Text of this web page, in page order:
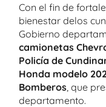
Con el fin de
bienestar delos
Gobierno
camionetas
Policía de
Honda modelo
Bomberos , que
departamento.